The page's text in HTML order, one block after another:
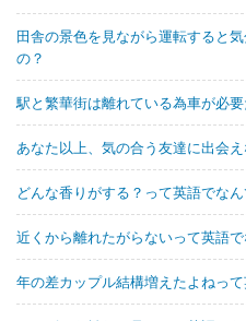
田舎の景色を見ながら運転すると
の？
駅と繁華街は離れている為車が必
あなた以上、気の合う友達に出会
どんな香りがする？って英語でな
近くから離れたがらないって英語
年の差カップル結構増えたよねっ